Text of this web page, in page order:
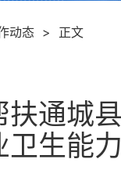
动态 > 正文
扶通城
卫生能